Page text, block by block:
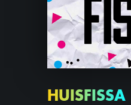
HUISFISSA